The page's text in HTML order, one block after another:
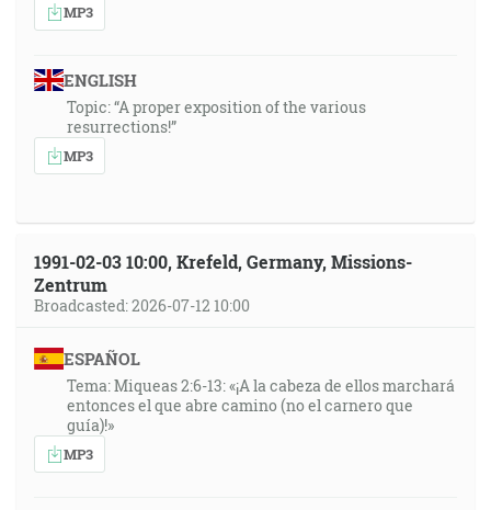
MP3
ENGLISH
Topic: “A proper exposition of the various
resurrections!”
MP3
1991-02-03 10:00, Krefeld, Germany, Missions-
Zentrum
Broadcasted: 2026-07-12 10:00
ESPAÑOL
Tema: Miqueas 2:6-13: «¡A la cabeza de ellos marchará
entonces el que abre camino (no el carnero que
guía)!»
MP3